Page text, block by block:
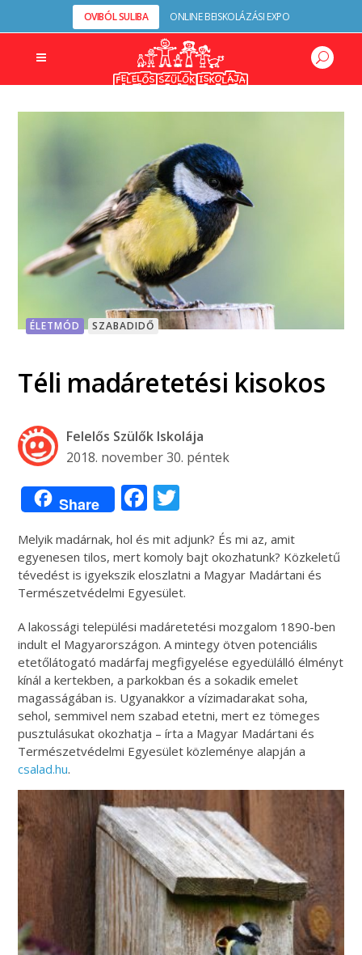
OVIBÓL SULIBA ONLINE BEISKOLÁZÁSI EXPO
ÉLETMÓD SZABADIDŐ
Téli madáretetési kisokos
Felelős Szülők Iskolája
2018. november 30. péntek
Share Facebook
Melyik madárnak, hol és mit adjunk? És mi az, amit
egyenesen tilos, mert komoly bajt okozhatunk? Közkeletű
tévedést is igyekszik eloszlatni a Magyar Madártani és
Természetvédelmi Egyesület.
A lakossági települési madáretetési mozgalom 1890-ben
indult el Magyarországon. A mintegy ötven potenciális
etetőlátogató madárfaj megfigyelése egyedülálló élményt
kínál a kertekben, a parkokban és a sokadik emelet
magasságában is. Ugyanakkor a vízimadarakat soha,
sehol, semmivel nem szabad etetni, mert ez tömeges
pusztulásukat okozhatja – írta a Magyar Madártani és
Természetvédelmi Egyesület közleménye alapján a
csalad.hu.